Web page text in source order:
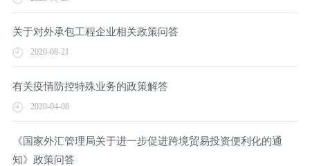
关于对外承包工程企业相关政策问答
2020-08-21
有关疫情防控特殊业务的政策解答
2020-04-08
《国家外汇管理局关于进一步促进跨境贸易投资便利化的通
知》政策问答